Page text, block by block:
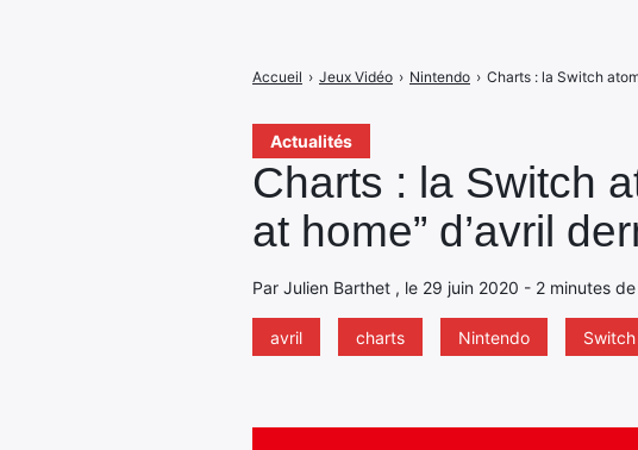
Actualités
Charts : la Switch
at home” d’avril
Par Julien Barthet , le 29 juin 2020 - 2 minutes
avril charts Nintendo Switch
Accueil › Jeux Vidéo › Nintendo › Charts : la Switch